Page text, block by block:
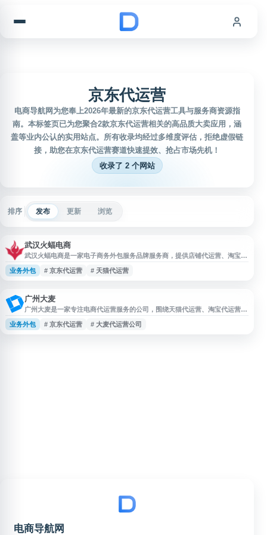
京东代运营
电商导航网为您奉上2026年最新的京东代运营工具与服务商资源指
南。本标签页已为您聚合2款京东代运营相关的高品质大卖应用，涵
盖等业内公认的实用站点。所有收录均经过多维度评估，拒绝虚假链
接，助您在京东代运营赛道快速提效、抢占市场先机！
收录了 2 个网站
排序 发布 更新 浏览
武汉火蝠电商
武汉火蝠电商是一家电子商务外包服务品牌服务商，提供店铺代运营、淘宝代
运营、天猫代运营、京东代运营、拼多多代运营、网店托管、直通车推广、淘
宝美工外包及新媒体运营等服务，面向电商商家提供运营支持与推广解决方
业务外包 # 京东代运营 # 天猫代运营
广州大麦
广州大麦是一家专注电商代运营服务的公司，围绕天猫代运营、淘宝代运营、
京东代运营等业务，提供电商运营、推广投放、数据服务、直播运营、内容营
销、客服支持等一站式解决方案。网站展示其在天猫入驻、天猫国际运营、淘
业务外包 # 京东代运营 # 大麦代运营公司
电商导航网